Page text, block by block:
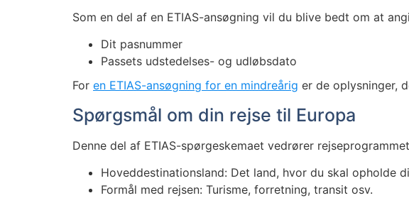
Som en del af en ETIAS-ansøgning vil du blive bedt om at
Dit pasnummer
Passets udstedelses- og udløbsdato
For en ETIAS-ansøgning for en mindreårig er de oplysninger,
Spørgsmål om din rejse til Europa
Denne del af ETIAS-spørgeskemaet vedrører
Hoveddestinationsland: Det land, hvor du skal opholde
Formål med rejsen: Turisme, forretning, transit osv.